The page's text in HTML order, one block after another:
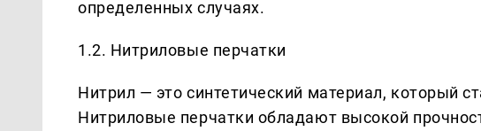
определенных случаях.
1.2. Нитриловые перчатки
Нитрил — это синтетический материал, который
Нитриловые перчатки обладают высокой